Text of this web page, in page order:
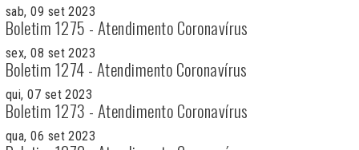
sab, 09 set 2023
Boletim 1275 - Atendimento Coronavírus
sex, 08 set 2023
Boletim 1274 - Atendimento Coronavírus
qui, 07 set 2023
Boletim 1273 - Atendimento Coronavírus
qua, 06 set 2023